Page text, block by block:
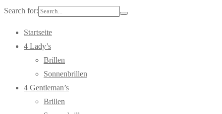
Search for:
Startseite
4 Lady’s
Brillen
Sonnenbrillen
4 Gentleman’s
Brillen